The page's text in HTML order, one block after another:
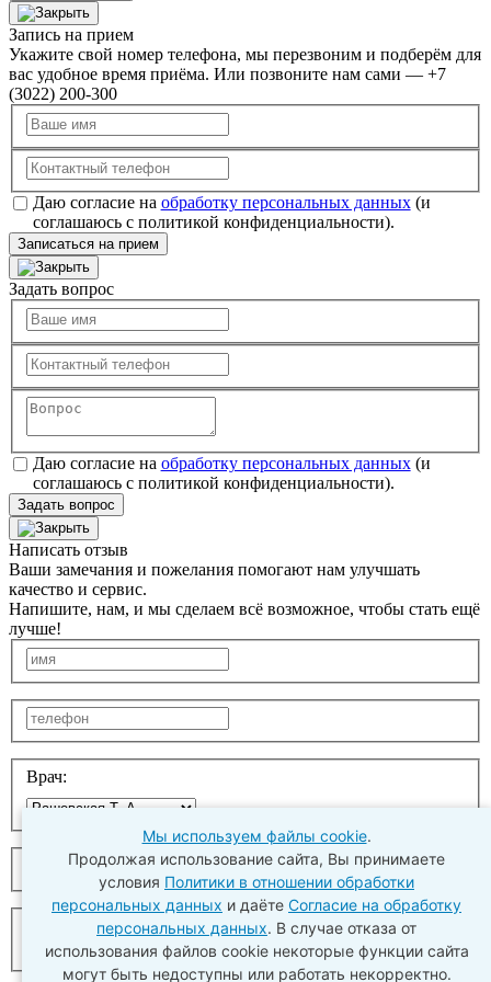
Запись на прием
Укажите свой номер телефона, мы перезвоним и подберём для
вас удобное время приёма. Или позвоните нам сами — +7
(3022) 200-300
Даю согласие на обработку персональных данных(и
соглашаюсь с политикой конфиденциальности).
Записаться на прием
Задать вопрос
Даю согласие на обработку персональных данных(и
соглашаюсь с политикой конфиденциальности).
Задать вопрос
Написать отзыв
Ваши замечания и пожелания помогают нам улучшать
качество и сервис.
Напишите, нам, и мы сделаем всё возможное, чтобы стать ещё
лучше!
Врач:
Мы используем файлы cookie.
Продолжая использование сайта, Вы принимаете
условия Политики в отношении обработки
персональных данных и даёте Согласие на обработку
персональных данных. В случае отказа от
использования файлов cookie некоторые функции сайта
могут быть недоступны или работать некорректно.